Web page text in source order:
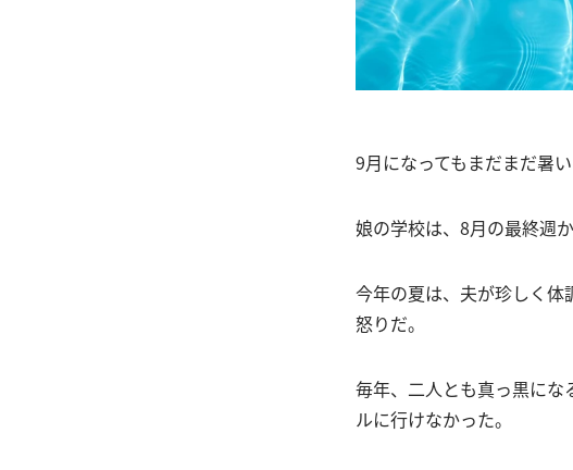
9月になってもまだまだ暑
娘の学校は、8月の最終週
今年の夏は、夫が珍しく
怒りだ。
毎年、二人とも真っ黒に
ルに行けなかった。